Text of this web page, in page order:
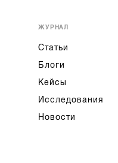
ЖУРНАЛ
Статьи
Блоги
Кейсы
Исследования
Новости